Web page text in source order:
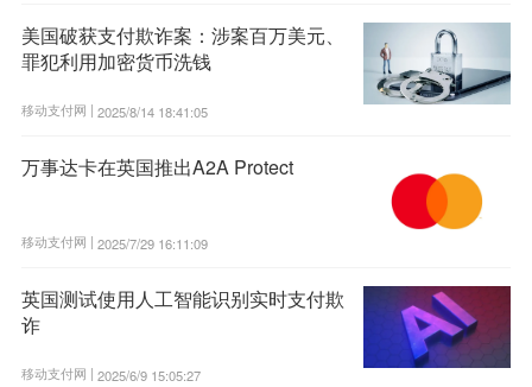
美国破获支付欺诈案：涉案百万美元、
罪犯利用加密货币洗钱
移动支付网 | 2025/8/14 18:41:05
万事达卡在英国推出A2A Protect
移动支付网 | 2025/7/29 16:11:09
英国测试使用人工智能识别实时支付欺
诈
移动支付网 | 2025/6/9 15:05:27